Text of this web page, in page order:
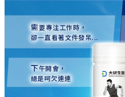
需要專注工作時，
卻一直看著文件發呆...
下午開會，
總是呵欠連連